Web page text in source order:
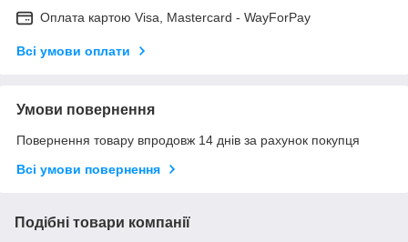
Оплата картою Visa, Mastercard - WayForPay
Всі умови оплати
Умови повернення
Повернення товару впродовж 14 днів за рахунок покупця
Всі умови повернення
Подібні товари компанії